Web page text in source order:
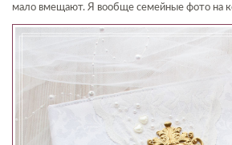
мало вмещают. Я вообще семейные фото на